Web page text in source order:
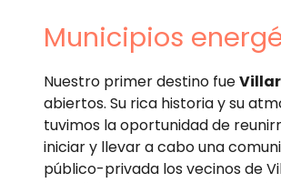
Municipios
Nuestro primer destino fue
abiertos. Su rica historia y su
tuvimos la oportunidad de
iniciar y llevar a cabo una
público-privada los vecinos de